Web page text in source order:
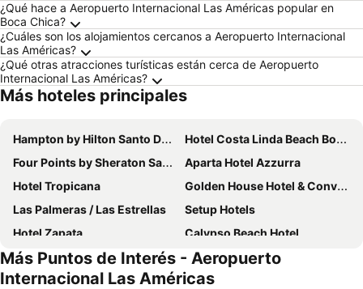
¿Qué hace a Aeropuerto Internacional Las Américas popular en
Boca Chica?
¿Cuáles son los alojamientos cercanos a Aeropuerto Internacional
Las Américas?
¿Qué otras atracciones turísticas están cerca de Aeropuerto
Internacional Las Américas?
Más hoteles principales
Hampton by Hilton Santo Domingo Airport
Hotel Costa Linda Beach Boca Chica
Four Points by Sheraton Santo Domingo
Aparta Hotel Azzurra
Hotel Tropicana
Golden House Hotel & Convention Center
Las Palmeras / Las Estrellas
Setup Hotels
Hotel Zapata
Calypso Beach Hotel
Hannabi Hotel
Acuarium Suite Resort
Hotel Vicentina
Hotel Neptuno Refugio
Más Puntos de Interés - Aeropuerto
Internacional Las Américas